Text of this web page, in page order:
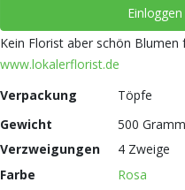
Einloggen
Kein Florist aber schön Blumen
www.lokalerflorist.de
Verpackung
Töpfe
Gewicht
500 Gramm
Verzweigungen
4 Zweige
Farbe
Rosa